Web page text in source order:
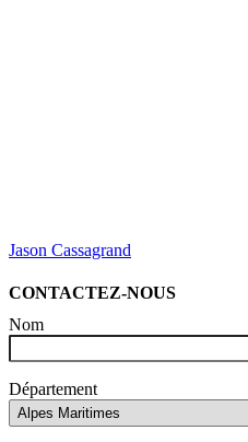
Jason Cassagrand
CONTACTEZ-NOUS
Nom
Département